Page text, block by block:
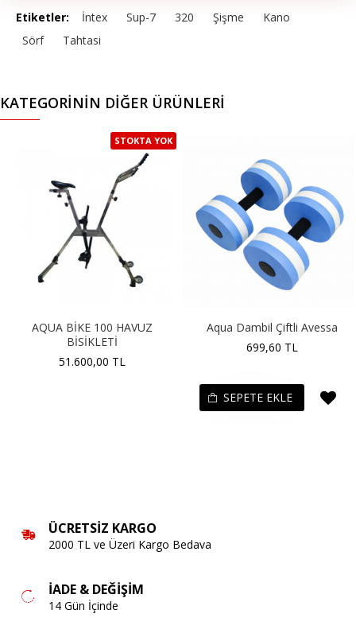
Etiketler: İntex Sup-7 320 Şişme
Kano
Sörf
Tahtasi
KATEGORININ DIĞER ÜRÜNLERI
STOKTA YOK
AQUA BİKE 100 HAVUZ
BİSİKLETİ
51.600,00 TL
Aqua Dambil Çiftli Avessa
699,60 TL
SEPETE EKLE
ÜCRETSIZ KARGO
2000 TL ve Üzeri Kargo Bedava
İADE & DEĞIŞIM
14 Gün İçinde